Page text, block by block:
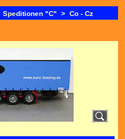
Speditionen "C" > Co - Cz